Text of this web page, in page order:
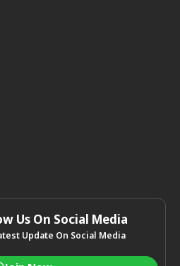
Us On Social Media
Update On Social Media